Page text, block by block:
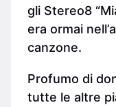
gli Stereo8
era ormai
canzone.
Profumo di
tutte le altre